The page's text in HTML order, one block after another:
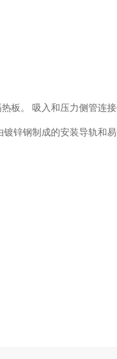
板。
吸入和压力侧管连
镀锌钢制成的安装导轨和易